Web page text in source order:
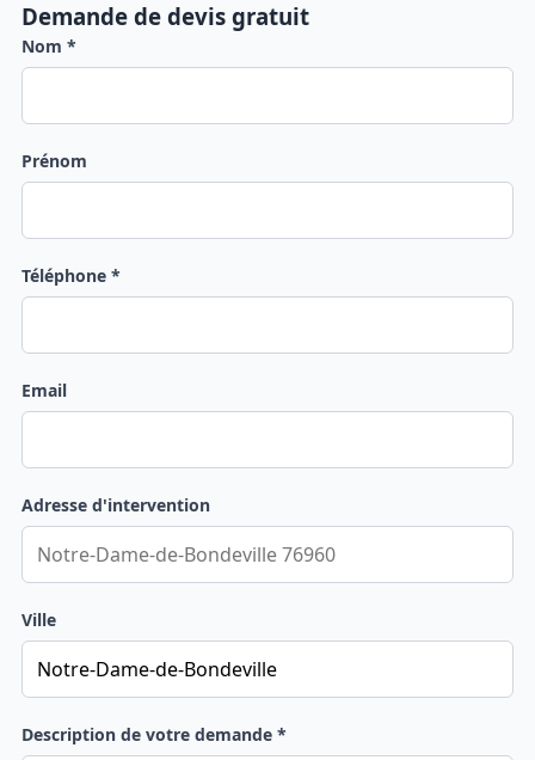
Demande de devis gratuit
Nom *
Prénom
Téléphone *
Email
Adresse d'intervention
Ville
Description de votre demande *